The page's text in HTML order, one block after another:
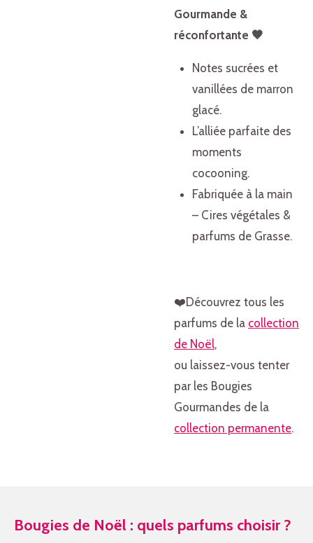
Gourmande &
réconfortante 🤎
Notes sucrées et
vanillées de marron
glacé.
L’alliée parfaite des
moments
cocooning.
Fabriquée à la main
– Cires végétales &
parfums de Grasse.
❤️Découvrez tous les
parfums de la collection
de Noël,
ou laissez-vous tenter
par les Bougies
Gourmandes de la
collection permanente.
Bougies de Noël : quels parfums choisir ?